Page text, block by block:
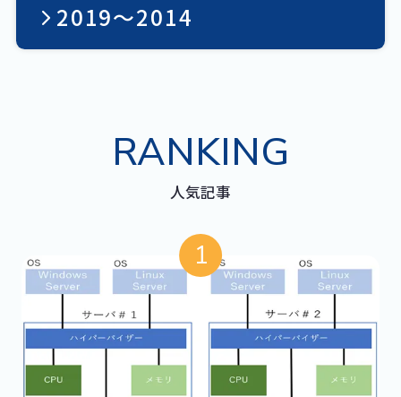
2019〜2014
RANKING
人気記事